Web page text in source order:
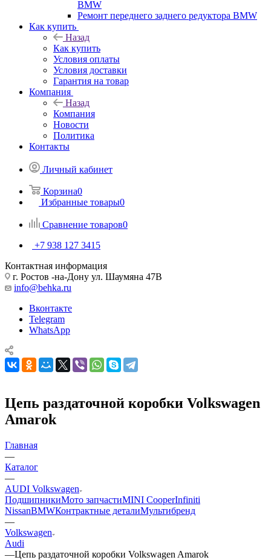
BMW
Ремонт переднего заднего редуктора BMW
Как купить
Назад
Как купить
Условия оплаты
Условия доставки
Гарантия на товар
Компания
Назад
Компания
Новости
Политика
Контакты
Личный кабинет
Корзина0
Избранные товары0
Сравнение товаров0
+7 938 127 3415
Контактная информация
г. Ростов -на-Дону ул. Шаумяна 47В
info@behka.ru
Вконтакте
Telegram
WhatsApp
Цепь раздаточной коробки Volkswagen
Amarok
Главная
—
Каталог
—
AUDI Volkswagen
ПодшипникиМото запчастиMINI CooperInfiniti
NissanBMWКонтрактные деталиМультибренд
—
Volkswagen
Audi
—Цепь раздаточной коробки Volkswagen Amarok